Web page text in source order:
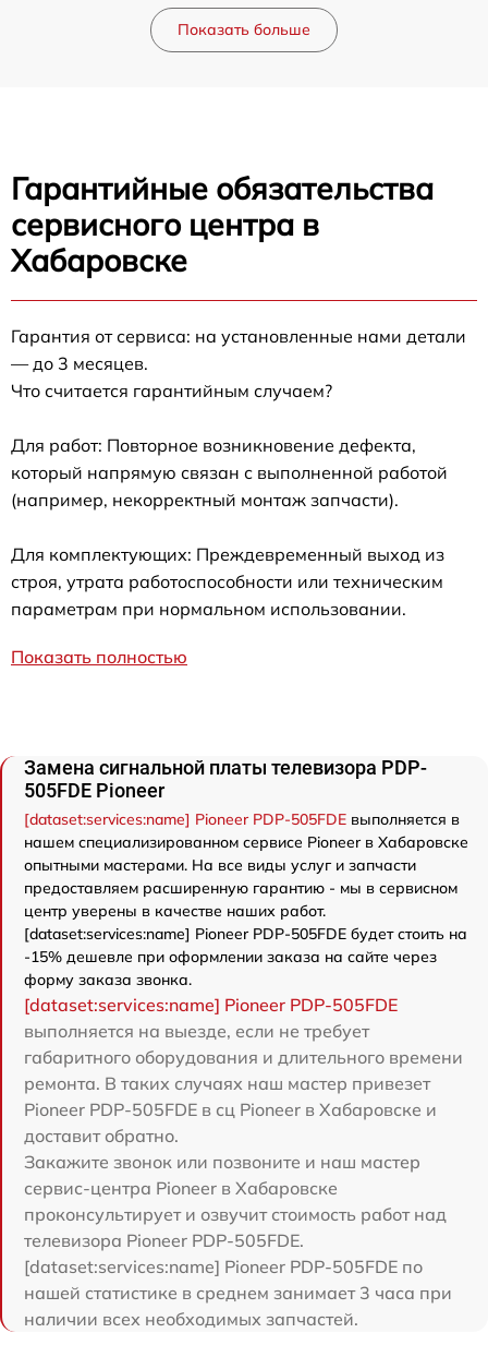
Показать больше
Гарантийные обязательства
сервисного центра в
Хабаровске
Гарантия от сервиса: на установленные нами детали
— до 3 месяцев.
Что считается гарантийным случаем?
Для работ: Повторное возникновение дефекта,
который напрямую связан с выполненной работой
(например, некорректный монтаж запчасти).
Для комплектующих: Преждевременный выход из
строя, утрата работоспособности или техническим
параметрам при нормальном использовании.
Показать полностью
Замена сигнальной платы телевизора PDP-
505FDE Pioneer
[dataset:services:name] Pioneer PDP-505FDE выполняется в
нашем специализированном сервисе Pioneer в Хабаровске
опытными мастерами. На все виды услуг и запчасти
предоставляем расширенную гарантию - мы в сервисном
центр уверены в качестве наших работ.
[dataset:services:name] Pioneer PDP-505FDE будет стоить на
-15% дешевле при оформлении заказа на сайте через
форму заказа звонка.
[dataset:services:name] Pioneer PDP-505FDE
выполняется на выезде, если не требует
габаритного оборудования и длительного времени
ремонта. В таких случаях наш мастер привезет
Pioneer PDP-505FDE в сц Pioneer в Хабаровске и
доставит обратно.
Закажите звонок или позвоните и наш мастер
сервис-центра Pioneer в Хабаровске
проконсультирует и озвучит стоимость работ над
телевизора Pioneer PDP-505FDE.
[dataset:services:name] Pioneer PDP-505FDE по
нашей статистике в среднем занимает 3 часа при
наличии всех необходимых запчастей.